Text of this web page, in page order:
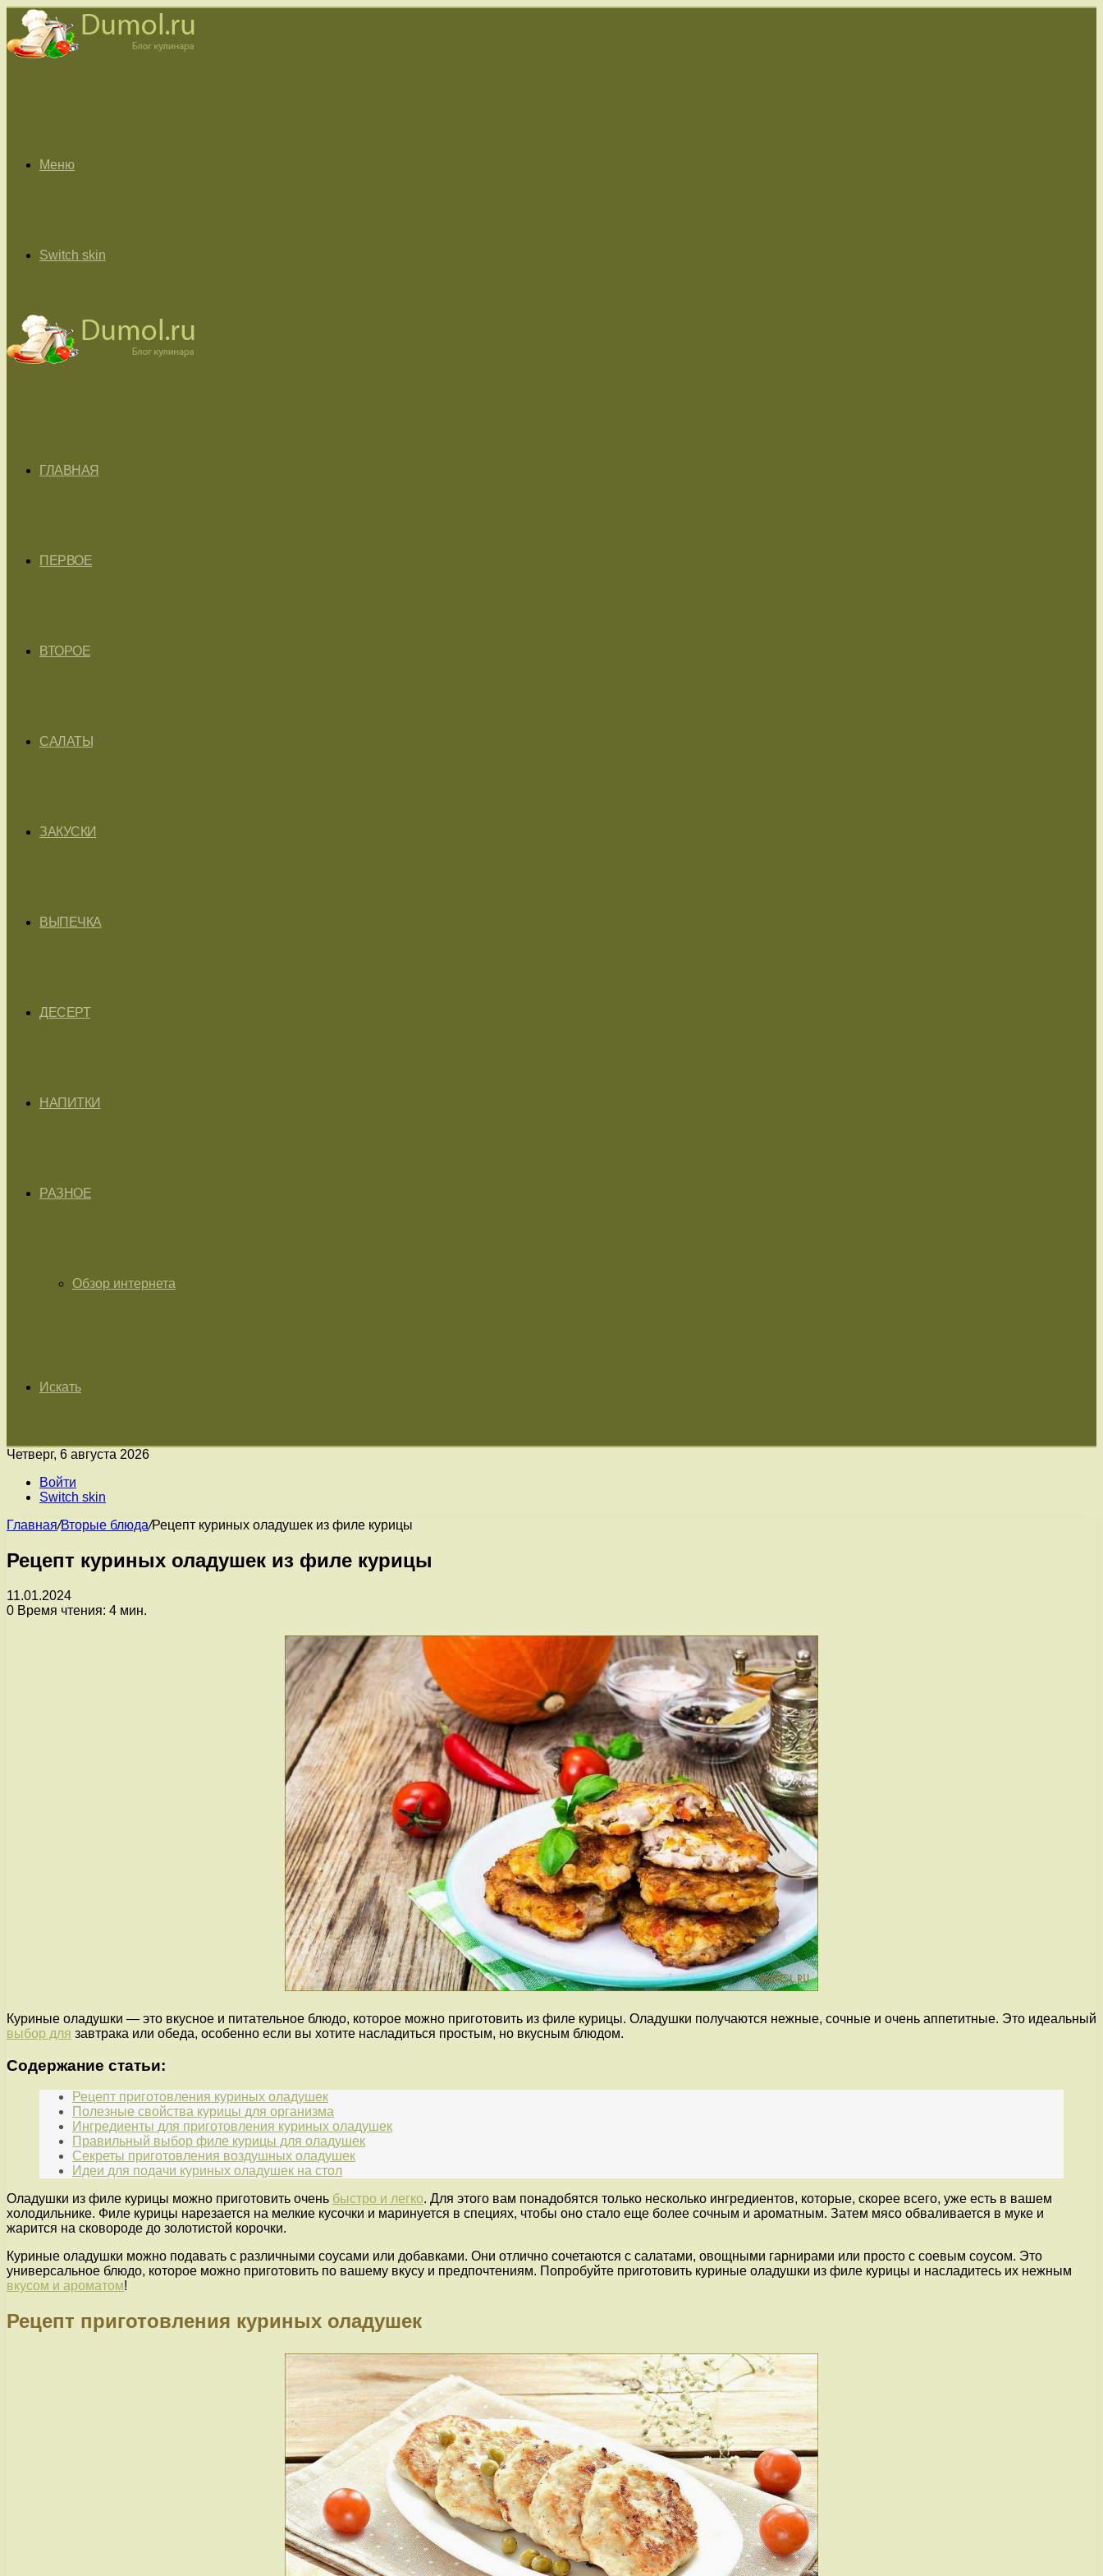
Меню
Switch skin
ГЛАВНАЯ
ПЕРВОЕ
ВТОРОЕ
САЛАТЫ
ЗАКУСКИ
ВЫПЕЧКА
ДЕСЕРТ
НАПИТКИ
РАЗНОЕ
Обзор интернета
Искать
Четверг, 6 августа 2026
Войти
Switch skin
Главная/Вторые блюда/Рецепт куриных оладушек из филе курицы
Рецепт куриных оладушек из филе курицы
11.01.2024
0 Время чтения: 4 мин.
Куриные оладушки — это вкусное и питательное блюдо, которое можно приготовить из филе курицы. Оладушки получаются нежные, сочные и очень аппетитные. Это идеальный
выбор для завтрака или обеда, особенно если вы хотите насладиться простым, но вкусным блюдом.
Содержание статьи:
Рецепт приготовления куриных оладушек
Полезные свойства курицы для организма
Ингредиенты для приготовления куриных оладушек
Правильный выбор филе курицы для оладушек
Секреты приготовления воздушных оладушек
Идеи для подачи куриных оладушек на стол
Оладушки из филе курицы можно приготовить очень быстро и легко. Для этого вам понадобятся только несколько ингредиентов, которые, скорее всего, уже есть в вашем
холодильнике. Филе курицы нарезается на мелкие кусочки и маринуется в специях, чтобы оно стало еще более сочным и ароматным. Затем мясо обваливается в муке и
жарится на сковороде до золотистой корочки.
Куриные оладушки можно подавать с различными соусами или добавками. Они отлично сочетаются с салатами, овощными гарнирами или просто с соевым соусом. Это
универсальное блюдо, которое можно приготовить по вашему вкусу и предпочтениям. Попробуйте приготовить куриные оладушки из филе курицы и насладитесь их нежным
вкусом и ароматом!
Рецепт приготовления куриных оладушек